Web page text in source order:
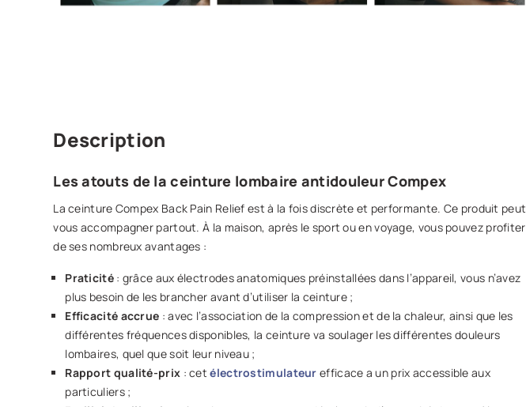
Description
Les atouts de la ceinture lombaire antidouleur Compex
La ceinture Compex Back Pain Relief est à la fois discrète et performante. Ce produit peut
vous accompagner partout. À la maison, après le sport ou en voyage, vous pouvez profiter
de ses nombreux avantages :
Praticité: grâce aux électrodes anatomiques préinstallées dans l’appareil, vous n’avez
plus besoin de les brancher avant d’utiliser la ceinture ;
Efficacité accrue : avec l’association de la compression et de la chaleur, ainsi que les
différentes fréquences disponibles, la ceinture va soulager les différentes douleurs
lombaires, quel que soit leur niveau ;
Rapport qualité-prix : cetélectrostimulateur efficace a un prix accessible aux
particuliers ;